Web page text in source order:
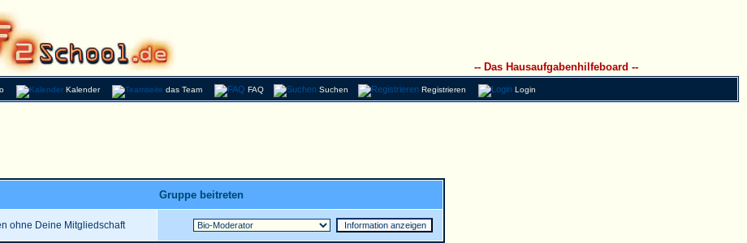
-- Das Hausaufgabenhilfeboard --
Kalender das Team FAQ Suchen Registrieren Login
Gruppe beitreten
ohne Deine Mitgliedschaft